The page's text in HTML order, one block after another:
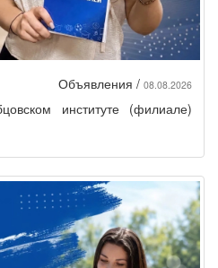
Объявления / 08.08.2026
институте (филиале)